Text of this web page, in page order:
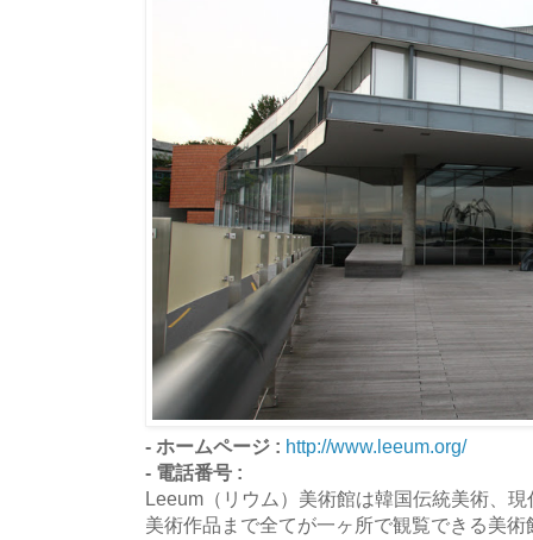
- ホームページ : http://www.leeum.org/
- 電話番号 :
Leeum（リウム）美術館は韓国伝統美術、
美術作品まで全てが一ヶ所で観覧できる美